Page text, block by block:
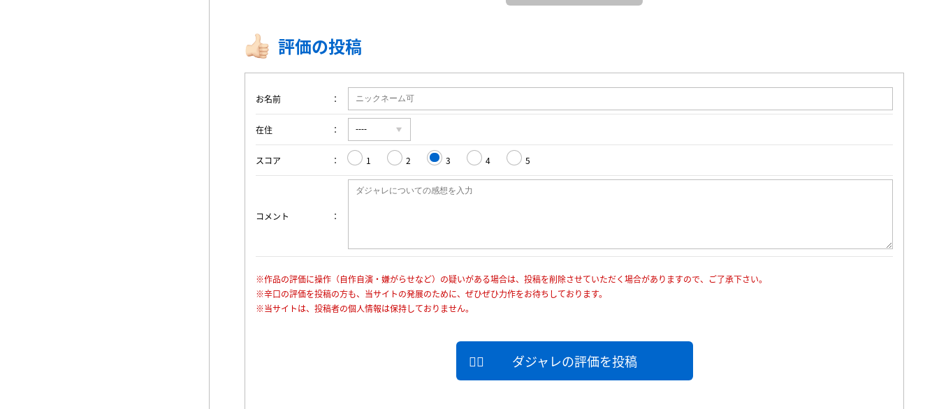
評価の投稿
お名前
在住
スコア 1 2 3 4 5
コメント
※作品の評価に操作（自作自演・嫌がらせなど）の疑いがある場合は、投稿を削除させていただく場合がありますので、ご了承下さい。
※辛口の評価を投稿の方も、当サイトの発展のために、ぜひぜひ力作をお待ちしております。
※当サイトは、投稿者の個人情報は保持しておりません。
ダジャレの評価を投稿